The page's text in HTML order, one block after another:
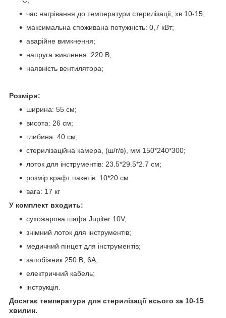
час нагрівання до температури стерилізації, хв 10-15;
максимальна споживана потужність: 0,7 кВт;
аварійне вимкнення;
напруга живлення: 220 В;
наявність вентилятора;
Розміри:
ширина: 55 см;
висота: 26 см;
глибина: 40 см;
стерилізаційна камера, (ш/г/в), мм 150*240*300;
лоток для інструментів: 23.5*29.5*2.7 см;
розмір крафт пакетів: 10*20 см.
вага: 17 кг
У комплект входить:
сухожарова шафа Jupiter 10V;
знімний лоток для інструментів;
медичний пінцет для інструментів;
запобіжник 250 В; 6А;
електричний кабель;
інструкція.
Досягає температури для стерилізації всього за 10-15
хвилин.